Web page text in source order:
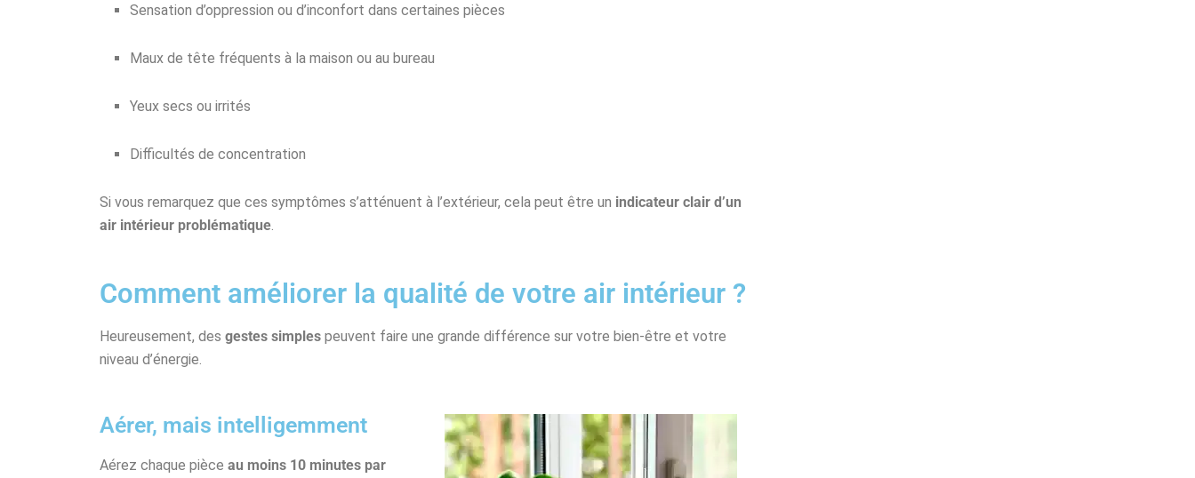
Sensation d’oppression ou d’inconfort dans certaines pièces
Maux de tête fréquents à la maison ou au bureau
Yeux secs ou irrités
Difficultés de concentration
Si vous remarquez que ces symptômes s’atténuent à l’extérieur, cela peut être un indicateur clair d’un
air intérieur problématique.
Comment améliorer la qualité de votre air intérieur ?
Heureusement, des gestes simples peuvent faire une grande différence sur votre bien-être et votre
niveau d’énergie.
Aérer, mais intelligemment
Aérez chaque pièce au moins 10 minutes par